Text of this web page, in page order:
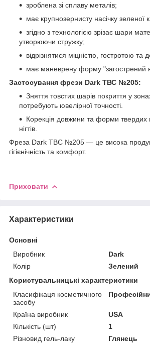
зроблена зі сплаву металів;
має крупнозернисту насічку зеленої
згідно з технологією зрізає шари
утворюючи стружку;
відрізнятися міцністю, гостротою та
має маневрену форму "загострений
Застосування фрези Dark ТВС №205:
Зняття товстих шарів покриття у
потребують ювелірної точності.
Корекція довжини та форми
нігтів.
Фреза Dark ТВС №205 — це висока
гігієнічність та комфорт.
Приховати
Характеристики
Основні
Виробник
Dark
Колір
Зелений
Користувальницькі характеристики
Класифікаця косметичного
засобу
Країна виробник
USA
Кількість (шт)
1
Різновид гель-лаку
Глянець